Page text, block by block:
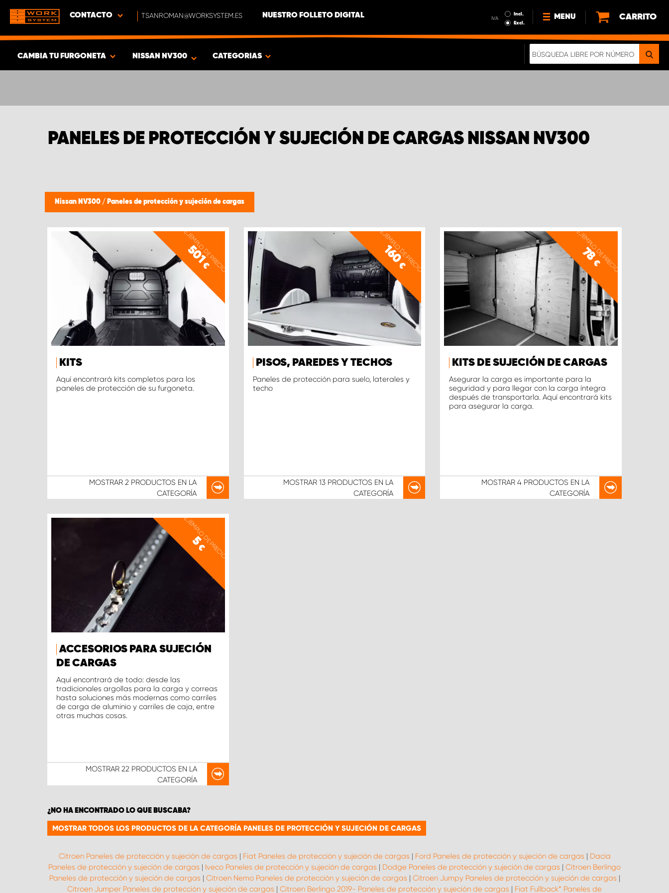
CONTACTO TSANROMAN@WORKSYSTEM.ES NUESTRO FOLLETO DIGITAL IVA
Incl.
Excl.
MENU
NOTICIAS
CARRITO
CAMBIA TU FURGONETA
PRODUCTOS
NISSAN NV300 CATEGORIAS
PANELES DE PROTECCIÓN Y SUJECIÓN DE CARGAS NISSAN NV300
Nissan NV300 / Paneles de protección y sujeción de cargas
EJEMPLO DE PRECIO
501
€
KITS
Aquí encontrará kits completos para los
paneles de protección de su furgoneta.
MOSTRAR 2 PRODUCTOS EN LA
CATEGORÍA
EJEMPLO DE PRECIO
160
€
PISOS, PAREDES Y TECHOS
Paneles de protección para suelo, laterales y
techo
MOSTRAR 13 PRODUCTOS EN LA
CATEGORÍA
EJEMPLO DE PRECIO
78
€
KITS DE SUJECIÓN DE CARGAS
Asegurar la carga es importante para la
seguridad y para llegar con la carga íntegra
después de transportarla. Aquí encontrará kits
para asegurar la carga.
MOSTRAR4 PRODUCTOS EN LA
CATEGORÍA
EJEMPLO DE PRECIO
5
€
ACCESORIOS PARA SUJECIÓN
DE CARGAS
Aquí encontrará de todo: desde las
tradicionales argollas para la carga y correas
hasta soluciones más modernas como carriles
de carga de aluminio y carriles de caja, entre
otras muchas cosas.
MOSTRAR 22 PRODUCTOS EN LA
CATEGORÍA
¿NO HA ENCONTRADO LO QUE BUSCABA?
MOSTRAR TODOS LOS PRODUCTOS DE LA CATEGORÍA PANELES DE PROTECCIÓN Y SUJECIÓN DE CARGAS
Citroen Paneles de protección y sujeción de cargas | Fiat Paneles de protección y sujeción de cargas | Ford Paneles de protección y sujeción de cargas | Dacia
Paneles de protección y sujeción de cargas | Iveco Paneles de protección y sujeción de cargas | Dodge Paneles de protección y sujeción de cargas | Citroen Berlingo
Paneles de protección y sujeción de cargas | Citroen Nemo Paneles de protección y sujeción de cargas | Citroen Jumpy Paneles de protección y sujeción de cargas |
Citroen Jumper Paneles de protección y sujeción de cargas | Citroen Berlingo 2019- Paneles de protección y sujeción de cargas | Fiat Fullback* Paneles de